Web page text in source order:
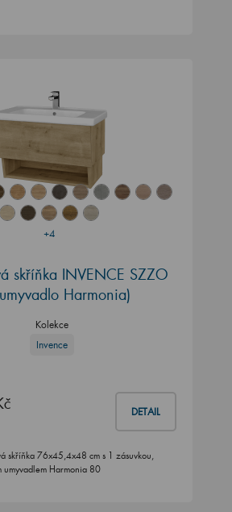
+4
skříňka INVENCE SZZO
Harmonia)
Kolekce
Invence
DETAIL
skříňka 76x45,4x48 cm s 1 zásuvkou,
umyvadlem Harmonia 80